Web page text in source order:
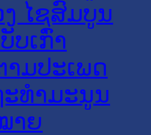
ໄຊສົມບູນ
ບເກົ່າ
າມປະເພດ
ທໍາມະນູນ
າຍ